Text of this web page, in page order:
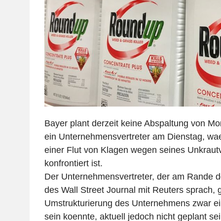
Bayer plant derzeit keine Abspaltung von
ein Unternehmensvertreter am Dienstag,
einer Flut von Klagen wegen seines
konfrontiert ist.
Der Unternehmensvertreter, der am Rande
des Wall Street Journal mit Reuters sprach,
Umstrukturierung des Unternehmens zwar
sein koennte, aktuell jedoch nicht geplant